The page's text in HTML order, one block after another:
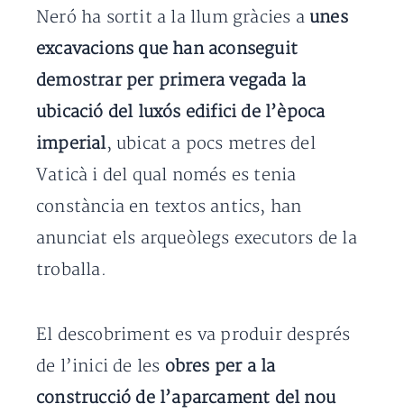
Neró ha sortit a la llum gràcies a unes
excavacions que han aconseguit
demostrar per primera vegada la
ubicació del luxós edifici de l’època
imperial, ubicat a pocs metres del
Vaticà i del qual només es tenia
constància en textos antics, han
anunciat els arqueòlegs executors de la
troballa.
El descobriment es va produir després
de l’inici de les obres per a la
construcció de l’aparcament del nou